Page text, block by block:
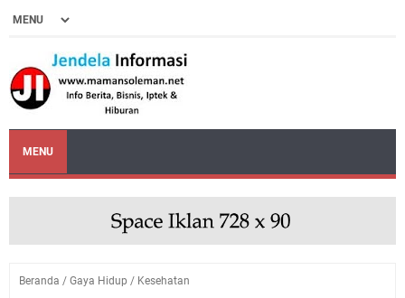
MENU
Beranda / Gaya Hidup / Kesehatan